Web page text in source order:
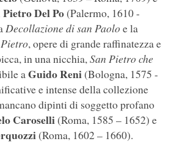
Pietro Del Po(Palermo, 1610 -
Decollazione di san Paoloe la
, opere di grande raffinatezza e
in una nicchia,San Pietro che
aGuido Reni(Bologna, 1575 -
e intense della collezione
dipinti di soggetto profano
Caroselli(Roma, 1585 – 1652) e
(Roma, 1602 – 1660).